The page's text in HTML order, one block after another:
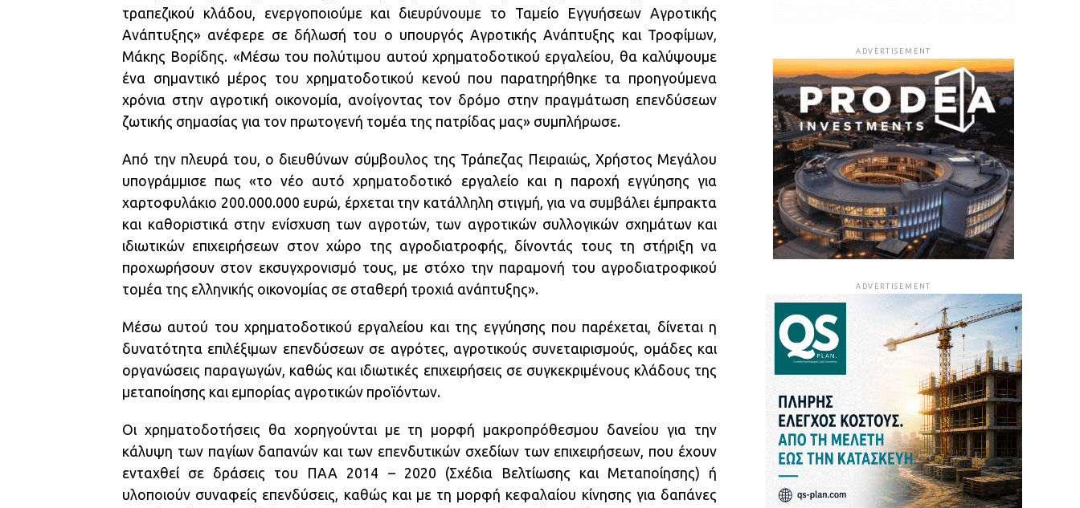
τραπεζικού κλάδου, ενεργοποιούμε και διευρύνουμε το Ταμείο Εγγυήσεων Αγροτικής
Ανάπτυξης» ανέφερε σε δήλωσή του ο υπουργός Αγροτικής Ανάπτυξης και Τροφίμων,
Μάκης Βορίδης. «Μέσω του πολύτιμου αυτού χρηματοδοτικού εργαλείου, θα καλύψουμε
ένα σημαντικό μέρος του χρηματοδοτικού κενού που παρατηρήθηκε τα προηγούμενα
χρόνια στην αγροτική οικονομία, ανοίγοντας τον δρόμο στην πραγμάτωση επενδύσεων
ζωτικής σημασίας για τον πρωτογενή τομέα της πατρίδας μας» συμπλήρωσε.
Από την πλευρά του, ο διευθύνων σύμβουλος της Τράπεζας Πειραιώς, Χρήστος Μεγάλου
υπογράμμισε πως «το νέο αυτό χρηματοδοτικό εργαλείο και η παροχή εγγύησης για
χαρτοφυλάκιο 200.000.000 ευρώ, έρχεται την κατάλληλη στιγμή, για να συμβάλει έμπρακτα
και καθοριστικά στην ενίσχυση των αγροτών, των αγροτικών συλλογικών σχημάτων και
ιδιωτικών επιχειρήσεων στον χώρο της αγροδιατροφής, δίνοντάς τους τη στήριξη να
προχωρήσουν στον εκσυγχρονισμό τους, με στόχο την παραμονή του αγροδιατροφικού
τομέα της ελληνικής οικονομίας σε σταθερή τροχιά ανάπτυξης».
Μέσω αυτού του χρηματοδοτικού εργαλείου και της εγγύησης που παρέχεται, δίνεται η
δυνατότητα επιλέξιμων επενδύσεων σε αγρότες, αγροτικούς συνεταιρισμούς, ομάδες και
οργανώσεις παραγωγών, καθώς και ιδιωτικές επιχειρήσεις σε συγκεκριμένους κλάδους της
μεταποίησης και εμπορίας αγροτικών προϊόντων.
Οι χρηματοδοτήσεις θα χορηγούνται με τη μορφή μακροπρόθεσμου δανείου για την
κάλυψη των παγίων δαπανών και των επενδυτικών σχεδίων των επιχειρήσεων, που έχουν
ενταχθεί σε δράσεις του ΠΑΑ 2014 – 2020 (Σχέδια Βελτίωσης και Μεταποίησης) ή
υλοποιούν συναφείς επενδύσεις, καθώς και με τη μορφή κεφαλαίου κίνησης για δαπάνες
ADVERTISEMENT
ADVERTISEMENT